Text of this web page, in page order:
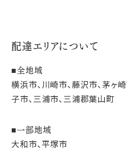
配達エリアについて
全地域
横浜市、川崎市、藤沢市、茅ヶ
子市、三浦市、三浦郡葉山町
一部地域
大和市、平塚市